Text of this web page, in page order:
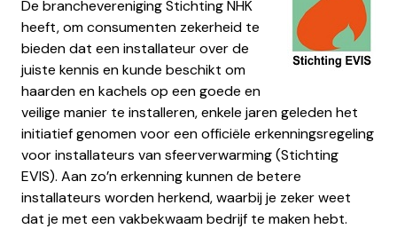
De branchevereniging Stichting NHK
heeft, om consumenten zekerheid te
bieden dat een installateur over de
juiste kennis en kunde beschikt om
haarden en kachels op een goede en
veilige manier te installeren, enkele jaren geleden het
initiatief genomen voor een officiële erkenningsregeling
voor installateurs van sfeerverwarming (Stichting
EVIS). Aan zo’n erkenning kunnen de betere
installateurs worden herkend, waarbij je zeker weet
dat je met een vakbekwaam bedrijf te maken hebt.